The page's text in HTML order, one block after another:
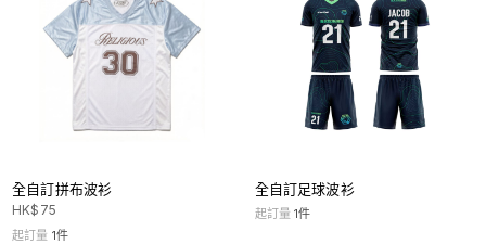
全自訂拼布波衫
HK$ 75
起訂量 1件
全自訂足球波衫
起訂量 1件